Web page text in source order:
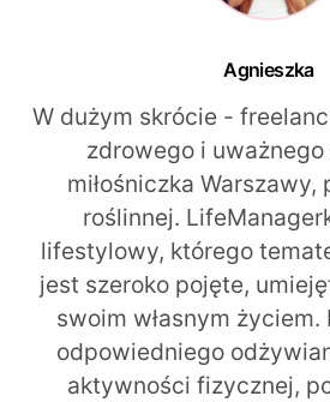
Agnieszka
W dużym skrócie -
zdrowego i
miłośniczka Warszawy,
roślinnej.
lifestylowy, którego
jest szeroko pojęte,
swoim własnym życiem.
odpowiedniego
aktywności fizycznej,